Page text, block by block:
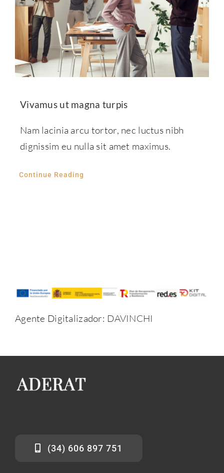
Vivamus ut magna turpis
Nam lacinia arcu tortor, nec luctus nibh
dignissim eu nulla sit amet maximus.
Continue Reading
Agente Digitalizador: DAVINCHI
(34) 606 897 751